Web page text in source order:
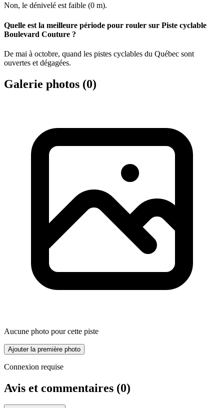
Non, le dénivelé est faible (0 m).
Quelle est la meilleure période pour rouler sur Piste cyclable
Boulevard Couture ?
De mai à octobre, quand les pistes cyclables du Québec sont
ouvertes et dégagées.
Galerie photos (0)
Aucune photo pour cette piste
Ajouter la première photo
Connexion requise
Avis et commentaires (0)